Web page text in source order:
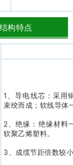
构特点
1、导电线芯：采用
束绞而成；软线导体
2、绝缘：绝缘材料
软聚乙烯塑料。
3、成缆节距倍数较